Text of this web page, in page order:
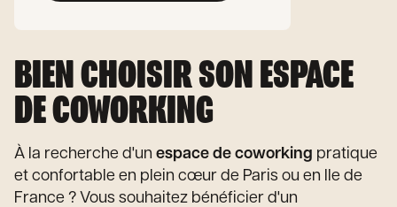
BIEN CHOISIR SON ESPACE
DE COWORKING
À la recherche d'un espace de coworking pratique
et confortable en plein cœur de Paris ou en Ile de
France ? Vous souhaitez bénéficier d'un